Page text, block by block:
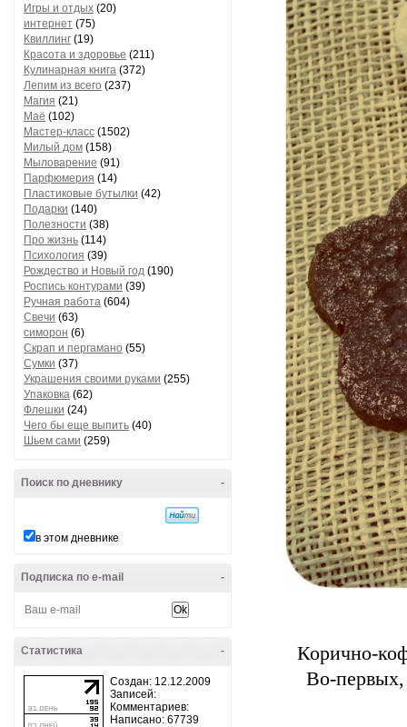
Игры и отдых (20)
интернет (75)
Квиллинг (19)
Красота и здоровье (211)
Кулинарная книга (372)
Лепим из всего (237)
Магия (21)
Маё (102)
Мастер-класс (1502)
Милый дом (158)
Мыловарение (91)
Парфюмерия (14)
Пластиковые бутылки (42)
Подарки (140)
Полезности (38)
Про жизнь (114)
Психология (39)
Рождество и Новый год (190)
Роспись контурами (39)
Ручная работа (604)
Свечи (63)
симорон (6)
Скрап и пергамано (55)
Сумки (37)
Украшения своими руками (255)
Упаковка (62)
Флешки (24)
Чего бы еще выпить (40)
Шьем сами (259)
-
Поиск по дневнику
в этом дневнике
-
Подписка по e-mail
-
Статистика
Создан: 12.12.2009
Записей:
Комментариев:
Написано: 67739
Корично-
Во-первых,